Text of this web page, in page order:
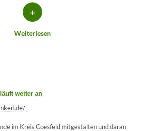
+
Weiterlesen
weiter an
im Kreis Coesfeld mitgestalten und daran